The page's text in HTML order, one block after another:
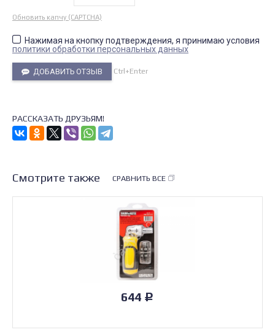
Обновить капчу (CAPTCHA)
Нажимая на кнопку подтверждения, я принимаю условия
политики обработки персональных данных
ДОБАВИТЬ ОТЗЫВ Ctrl+Enter
РАССКАЗАТЬ ДРУЗЬЯМ!
Смотрите также СРАВНИТЬ ВСЕ
644 Р